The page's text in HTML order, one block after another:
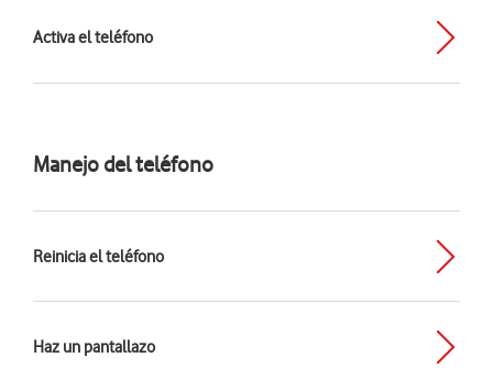
Activa el teléfono
Manejo del teléfono
Reinicia el teléfono
Haz un pantallazo